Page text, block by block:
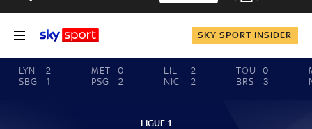
SKY SPORT INSIDER
LYN
2
SBG
1
MET
0
PSG
2
LIL
2
NIC
2
TOU
0
BRS
3
LIGUE 1